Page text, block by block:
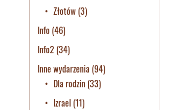
Złotów (3)
Info (46)
Info2 (34)
Inne wydarzenia (94)
Dla rodzin (33)
Izrael (11)